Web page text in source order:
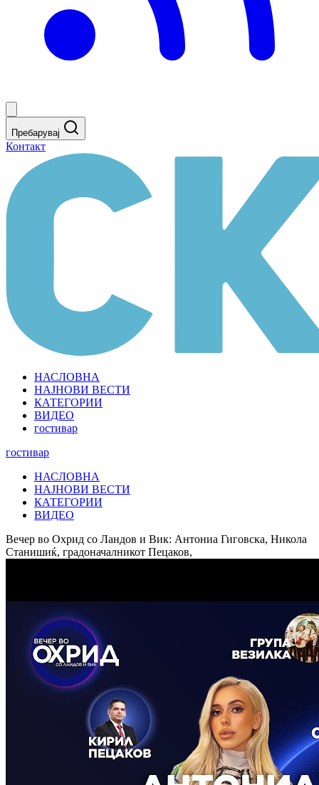
Пребарувај
Контакт
НАСЛОВНА
НАЈНОВИ ВЕСТИ
КАТЕГОРИИ
ВИДЕО
гостивар
гостивар
НАСЛОВНА
НАЈНОВИ ВЕСТИ
КАТЕГОРИИ
ВИДЕО
Вечер во Охрид со Ландов и Вик: Антониа Гиговска, Никола
Станишиќ, градоначалникот Пецаков,